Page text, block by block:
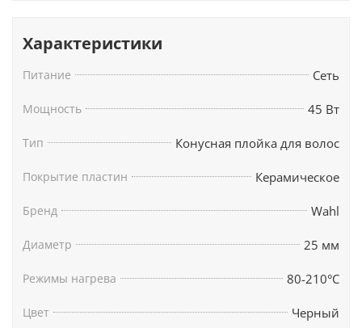
делают прибор удобным в ежедневной работе.
Характеристики
Питание Сеть
Мощность 45 Вт
Тип Конусная плойка для волос
Покрытие пластин Керамическое
Бренд Wahl
Диаметр 25 мм
Режимы нагрева 80-210°C
Цвет Черный